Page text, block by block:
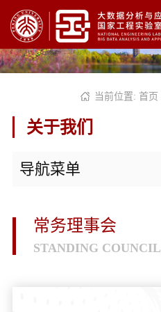
当前位置: 首页
关于我们
导航菜单
常务理事会
STANDING COUNCIL